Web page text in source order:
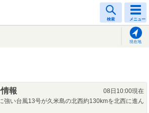
検索 メニュー
現在地
報
08日10:00現在
強い台風13号が久米島の北西約130kmを北西に進ん